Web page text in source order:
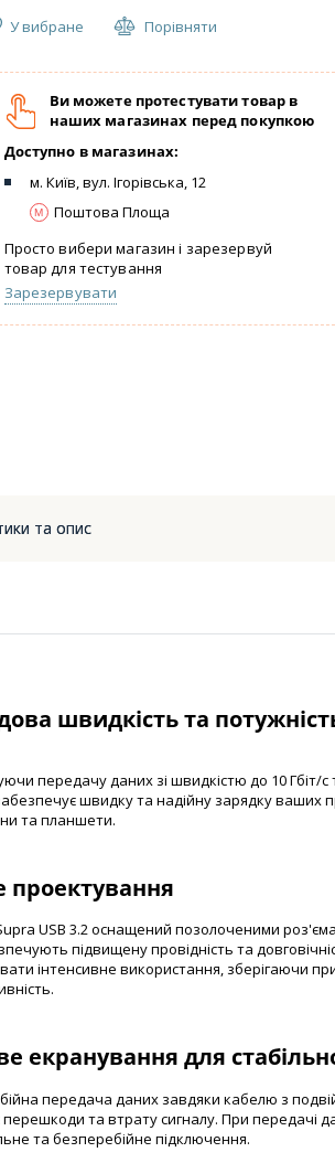
У вибране
Порівняти
Ви можете протестувати товар в
наших магазинах перед покупкою
Доступно в магазинах:
м. Київ, вул. Ігорівська, 12
Поштова Площа
Просто вибери магазин і зарезервуй
товар для тестування
Зарезервувати
та опис
швидкість та
передачу даних зі швидкістю до 10 Гбіт/с
швидку та надійну зарядку ваших
та планшети.
проектування
USB 3.2 оснащений позолоченими
підвищену провідність та
інтенсивне використання, зберігаючи
екранування для
передача даних завдяки кабелю з
перешкоди та втрату сигналу. При передачі
та безперебійне підключення.